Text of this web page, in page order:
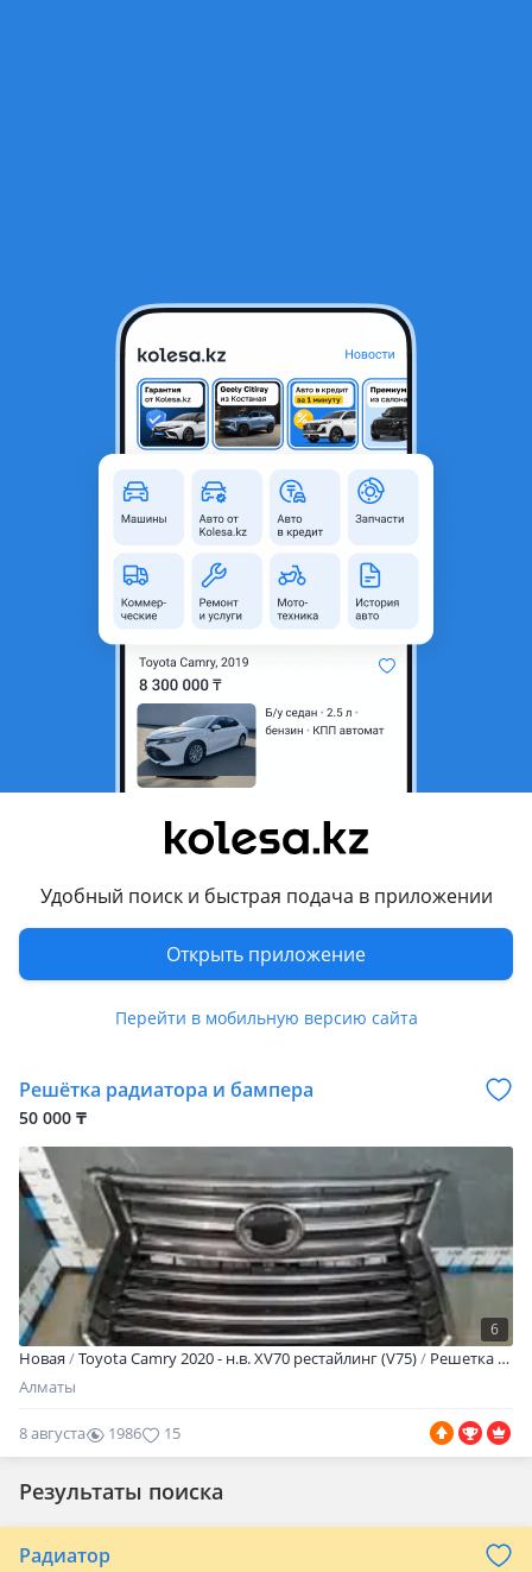
Удобный поиск и быстрая подача в приложении
Открыть приложение
Перейти в мобильную версию сайта
1409
6
Toyota Camry 1990 - 1994 V30 оригинал
Алматы
2243 73
Решётка радиатора и бампера
50 000 ₸
6
Новая Toyota Camry 2020 - н.в. XV70 рестайлинг (V75)
Решетка на все модели ТОЙОТА КИА ХЮНДАЙ ЛЕКСУС Оригинал бу оригинал и дубликаты на заказ отправка в регионы
Алматы
8 августа 1986 15
Результаты поиска
Радиатор